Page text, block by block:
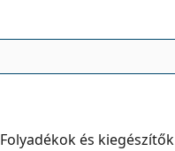
Folyadékok és kiegészítők